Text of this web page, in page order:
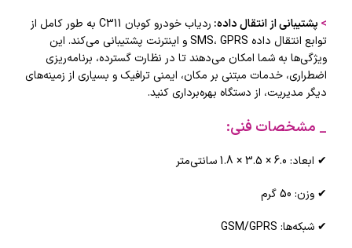
> پشتیبانی از انتقال داده:
ردیاب خودرو کوبان C311 به طور کامل از
توابع انتقال داده SMS، GPRS و اینترنت پشتیبانی می‌کند. این
ویژگی‌ها به شما امکان می‌دهند تا در نظارت گسترده، برنامه‌ریزی
اضطراری، خدمات مبتنی بر مکان، ایمنی ترافیک و بسیاری از زمینه‌های
دیگر مدیریت، از دستگاه بهره‌برداری کنید.
_ مشخصات فنی:
✔ ابعاد: 6.0 × 3.5 × 1.8 سانتی‌متر
✔ وزن: 50 گرم
✔ شبکه‌ها: GSM/GPRS